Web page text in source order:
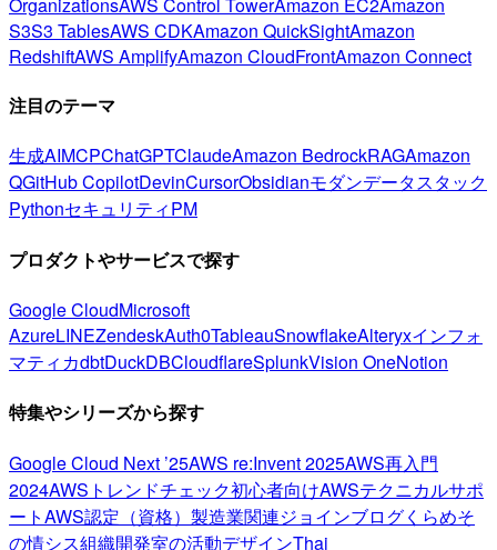
S3S3 TablesAWS CDKAmazon QuickSightAmazon
RedshiftAWS AmplifyAmazon CloudFrontAmazon Connect
注目のテーマ
生成AIMCPChatGPTClaudeAmazon BedrockRAGAmazon
QGitHub CopilotDevinCursorObsidianモダンデータスタック
PythonセキュリティPM
プロダクトやサービスで探す
Google CloudMicrosoft
AzureLINEZendeskAuth0TableauSnowflakeAlteryxインフォ
マティカdbtDuckDBCloudflareSplunkVision OneNotion
特集やシリーズから探す
Google Cloud Next ’25AWS re:Invent 2025AWS再入門
2024AWSトレンドチェック初心者向けAWSテクニカルサポ
ートAWS認定（資格） 製造業関連ジョインブログくらめそ
の情シス組織開発室の活動デザインThai